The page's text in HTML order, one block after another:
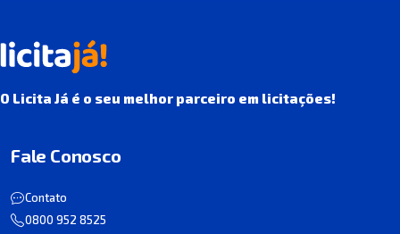
O Licita Já é o seu melhor parceiro em licitações!
Fale Conosco
Contato
0800 952 8525